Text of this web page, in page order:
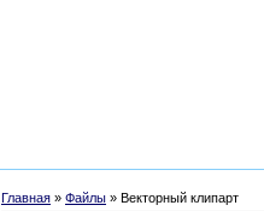
Главная » Файлы » Векторный клипарт